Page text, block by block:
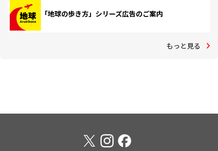
「地球の歩き方」シリーズ広告のご案内
もっと見る